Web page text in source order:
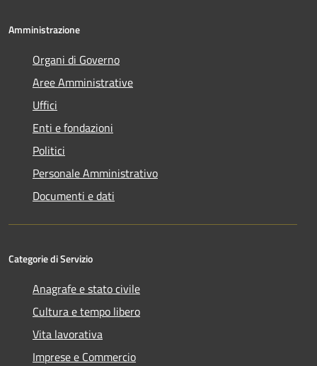
Amministrazione
Organi di Governo
Aree Amministrative
Uffici
Enti e fondazioni
Politici
Personale Amministrativo
Documenti e dati
Categorie di Servizio
Anagrafe e stato civile
Cultura e tempo libero
Vita lavorativa
Imprese e Commercio